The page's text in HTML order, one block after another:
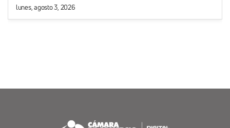
lunes, agosto 3, 2026